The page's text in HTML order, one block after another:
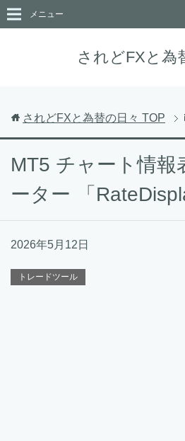
されどFXと為
メニュー
されどFXと為替の日々 TOP
MT5 チャート情報
ーター 「
2026年5月12日
トレードツール